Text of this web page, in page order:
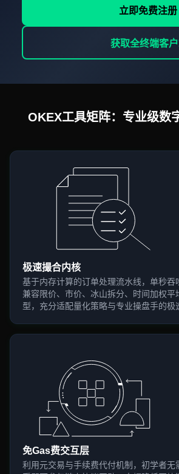
立即免费注册
获取全终端客
OKEX工具矩阵：专业级数
极速撮合内核
基于内存计算的订单处理流水线，单秒吞
兼容限价、市价、冰山拆分、时间加权平
型，充分适配量化策略与专业操盘手的极
免Gas费交互层
利用元交易与手续费代付机制，初学者无